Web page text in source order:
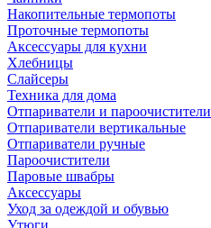
Накопительные термопоты
Проточные термопоты
Аксессуары для кухни
Хлебницы
Слайсеры
Техника для дома
Отпариватели и пароочистители
Отпариватели вертикальные
Отпариватели ручные
Пароочистители
Паровые швабры
Аксессуары
Уход за одеждой и обувью
Утюги